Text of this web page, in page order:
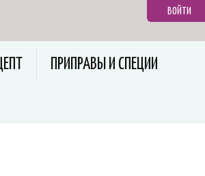
ВОЙТИ
ПРИПРАВЫ И СПЕЦИИ